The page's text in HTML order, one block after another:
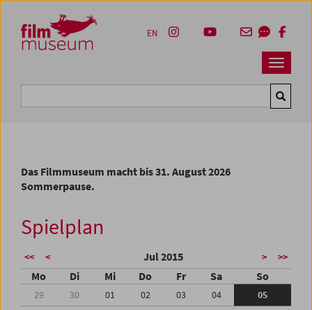
Zum Inhalt
Zum Hauptmenü
Zur Servicenavigation
Zum Suche
Navbar
EN
Das Filmmuseum macht bis 31. August 2026
Sommerpause.
Spielplan
<< < Jul 2015 > >>
Mo Di Mi Do Fr Sa So
29 30 01 02 03 04
05